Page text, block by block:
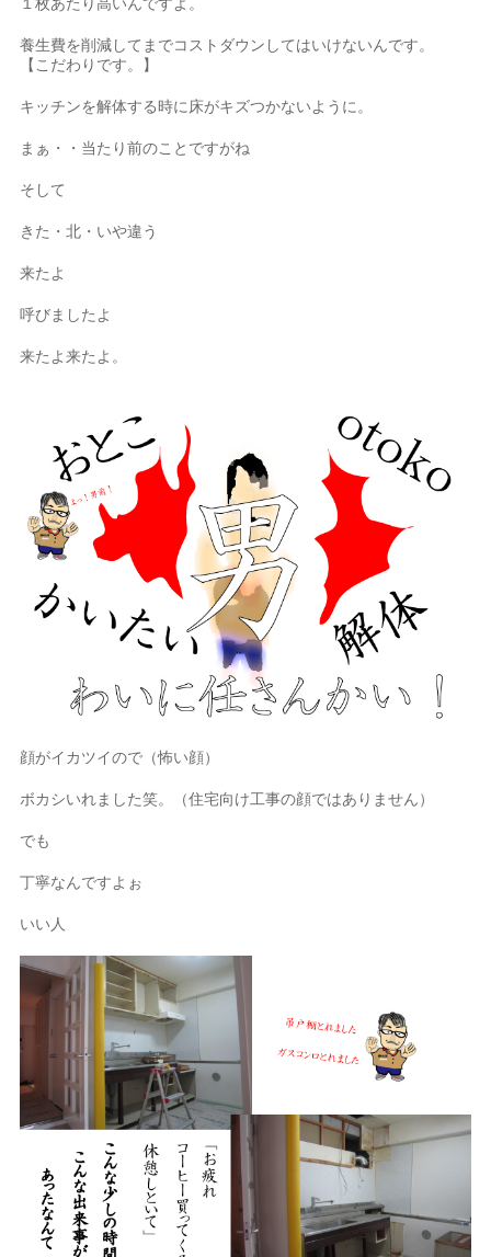
養生費を削減してまでコストダウンしてはいけないんです。
【こだわりです。】
キッチンを解体する時に床がキズつかないように。
まぁ・・当たり前のことですがね
そして
きた・北・いや違う
来たよ
呼びましたよ
来たよ来たよ。
顔がイカツイので（怖い顔）
ボカシいれました笑。（住宅向け工事の顔ではありません）
でも
丁寧なんですよぉ
いい人